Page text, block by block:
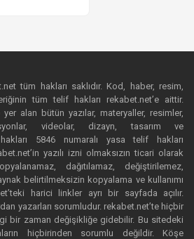
tüm hakları saklıdır. Kod, haber, resim,
tüm telif hakları rekabet.net’e aittir.
alan bütün yazılar, materyaller, resimler,
videolar, dizayn, tasarım ve
5846 numaralı yasa telif hakları
yazılı izni olmaksızın ticari olarak
dağıtılamaz, değiştirilemez,
belirtilmeksizin kopyalama ve kullanımı
harici linkler ayrı bir sayfada açılır.
yazarları sorumludur. rekabet.net’te hiçbir
bir zaman değişikliğe gidebilir. Bu sitedeki
hiçbirinden sorumlu değildir. Köşe